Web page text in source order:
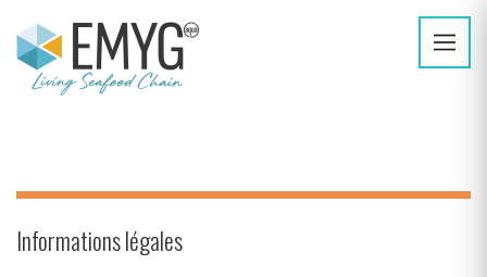
Informations légales